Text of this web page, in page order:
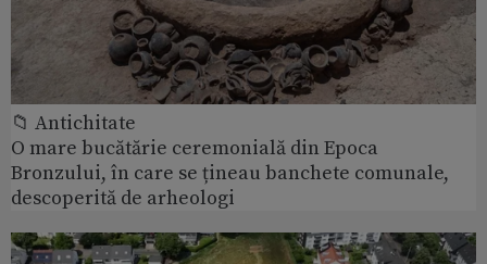
📁 Antichitate
O mare bucătărie ceremonială din Epoca
Bronzului, în care se țineau banchete comunale,
descoperită de arheologi